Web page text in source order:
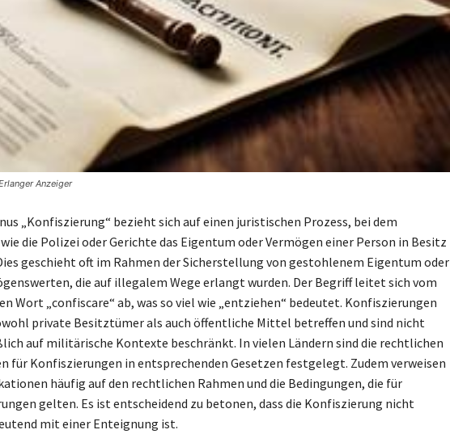
Anzeiger
„Konfiszierung“ bezieht sich auf einen juristischen Prozess, bei dem
die Polizei oder Gerichte das Eigentum oder Vermögen einer Person in Besitz
geschieht oft im Rahmen der Sicherstellung von gestohlenem Eigentum oder
die auf illegalem Wege erlangt wurden. Der Begriff leitet sich vom
Wort „confiscare“ ab, was so viel wie „entziehen“ bedeutet. Konfiszierungen
private Besitztümer als auch öffentliche Mittel betreffen und sind nicht
auf militärische Kontexte beschränkt. In vielen Ländern sind die rechtlichen
für Konfiszierungen in entsprechenden Gesetzen festgelegt. Zudem verweisen
häufig auf den rechtlichen Rahmen und die Bedingungen, die für
gelten. Es ist entscheidend zu betonen, dass die Konfiszierung nicht
mit einer Enteignung ist.